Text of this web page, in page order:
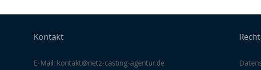
Kontakt
E-Mail: kontakt@rietz-casting-agentur.de